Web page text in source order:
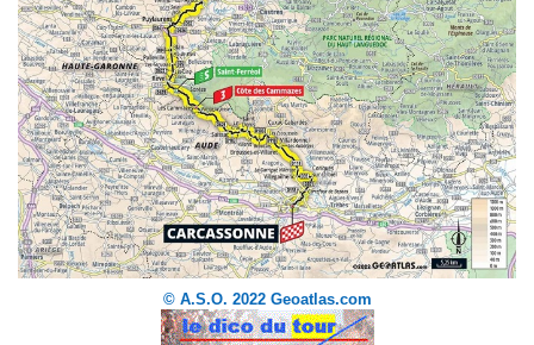
© A.S.O. 2022 Geoatlas.com